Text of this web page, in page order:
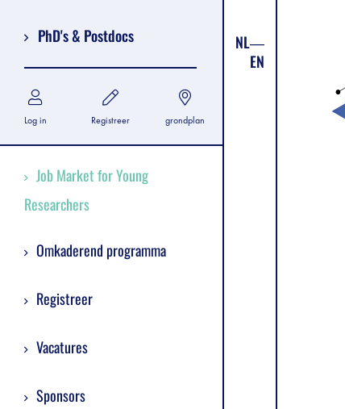
PhD's & Postdocs
Log in Registreer grondplan
Job Market for Young
Researchers
Omkaderend programma
Registreer
Vacatures
Sponsors
NL
EN